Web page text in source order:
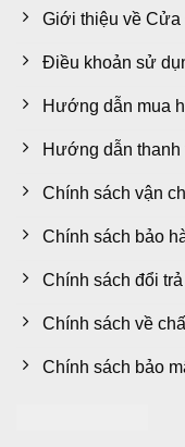
Giới thiệu về Cửa
Điều khoản sử
Hướng dẫn mua
Hướng dẫn thanh
Chính sách vận
Chính sách bảo
Chính sách đổi trả
Chính sách về
Chính sách bảo